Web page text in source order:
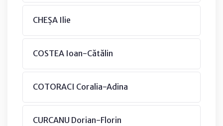
CHEȘA Ilie
COSTEA Ioan-Cătălin
COTORACI Coralia-Adina
CURCANU Dorian-Florin